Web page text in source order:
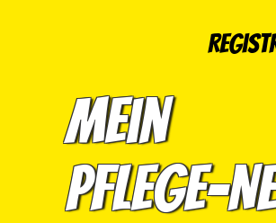
Mein
Pflege-